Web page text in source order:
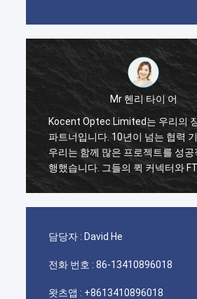
Mr 파블로
나는 i가 코상 옵텍이 2014
첫 번째 순서를 했을 때 놀랐
케이블의 한 컨테이너 40GP
패치 코드와 어댑터를 위한
20GP. 그들은 단지 2 주에
담당자 : David He
전화 번호 : 86-13410896018
왓츠앱 : +8613410896018